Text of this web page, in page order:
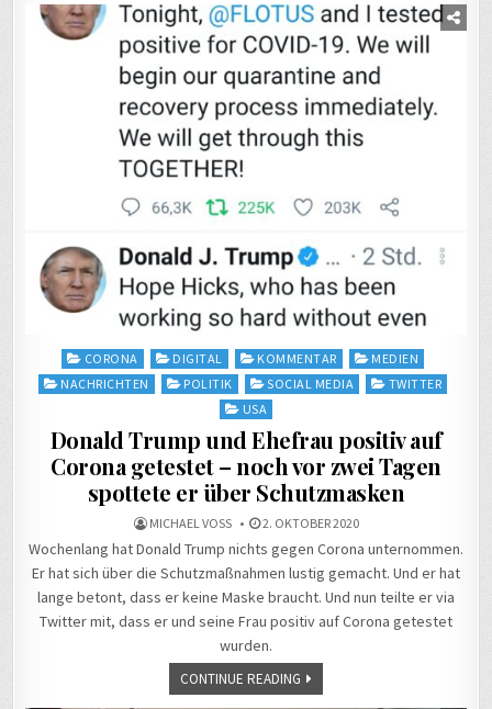
Posted
in
CORONA DIGITAL KOMMENTAR
MEDIEN
NACHRICHTEN
POLITIK SOCIAL MEDIA
TWITTER
USA
Donald Trump und Ehefrau positiv auf
Corona getestet – noch vor zwei Tagen
spottete er über Schutzmasken
MICHAEL VOSS 2. OKTOBER 2020
Wochenlang hat Donald Trump nichts gegen Corona unternommen.
Er hat sich über die Schutzmaßnahmen lustig gemacht. Und er hat
lange betont, dass er keine Maske braucht. Und nun teilte er via
Twitter mit, dass er und seine Frau positiv auf Corona getestet
wurden.
CONTINUE READING